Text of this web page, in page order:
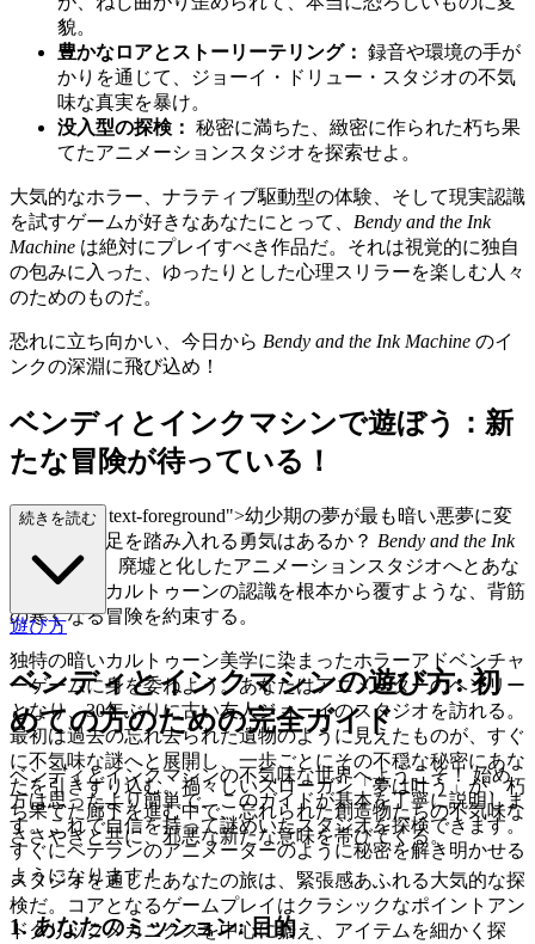
貌。
豊かなロアとストーリーテリング： 録音や環境の手が
かりを通じて、ジョーイ・ドリュー・スタジオの不気
味な真実を暴け。
没入型の探検： 秘密に満ちた、緻密に作られた朽ち果
てたアニメーションスタジオを探索せよ。
大気的なホラー、ナラティブ駆動型の体験、そして現実認識
を試すゲームが好きなあなたにとって、 Bendy and the Ink
Machine は絶対にプレイすべき作品だ。それは視覚的に独自
の包みに入った、ゆったりとした心理スリラーを楽しむ人々
のためのものだ。
恐れに立ち向かい、今日から Bendy and the Ink Machine のイ
ンクの深淵に飛び込め！
ベンディとインクマシンで遊ぼう：新
たな冒険が待っている！
class="mb-4 text-foreground">幼少期の夢が最も暗い悪夢に変
わる世界に足を踏み入れる勇気はあるか？ Bendy and the Ink
Machineは、廃墟と化したアニメーションスタジオへとあな
たを誘い、カルトゥーンの認識を根本から覆すような、背筋
の寒くなる冒険を約束する。
独特の暗いカルトゥーン美学に染まったホラーアドベンチャ
ーゲームに身を委ねよう。あなたはアニメーターのヘンリー
となり、30年ぶりに古い友人ジョーイのスタジオを訪れる。
最初は過去の忘れ去られた遺物のように見えたものが、すぐ
に不気味な謎へと展開し、一歩ごとにその不穏な秘密にあな
たを引きずり込む。禍々しいスローガン「夢は叶う」が、朽
ち果てた廊下を進む中で、忘れられた創造物たちの不気味な
ささやきと共に、邪悪な新たな意味を帯びてくる。
スタジオを通じたあなたの旅は、緊張感あふれる大気的な探
検だ。コアとなるゲームプレイはクラシックなポイントアン
ドクリックメカニクスを中心に据え、アイテムを細かく探
続きを読む
遊び方
ベンディとインクマシンの遊び方: 初
めての方のための完全ガイド
ベンディとインクマシンの不気味な世界へようこそ！ 始め
方は思ったより簡単で、このガイドが基本を丁寧に説明しま
す。これで自信を持って謎めいたスタジオを探検できます。
すぐにベテランのアニメーターのように秘密を解き明かせる
ようになります！
1. あなたのミッション: 目的